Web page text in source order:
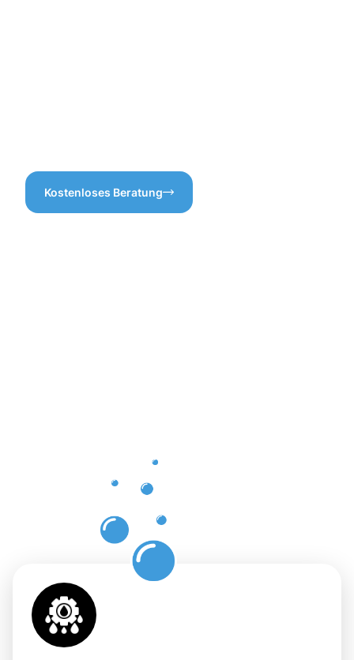
Kostenloses Beratung